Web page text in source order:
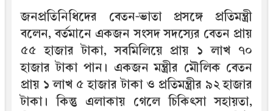
জনপ্রতিনিধিদের বেতন-ভাতা প্রসঙ্গে প্রতিমন্ত্রী
বলেন, বর্তমানে একজন সংসদ সদস্যের বেতন প্রায়
৫৫ হাজার টাকা, সবমিলিয়ে প্রায় ১ লাখ ৭০
হাজার টাকা পান। একজন মন্ত্রীর মৌলিক বেতন
প্রায় ১ লাখ ৫ হাজার টাকা ও প্রতিমন্ত্রীর ৯২ হাজার
টাকা। কিন্তু এলাকায় গেলে চিকিৎসা সহায়তা,